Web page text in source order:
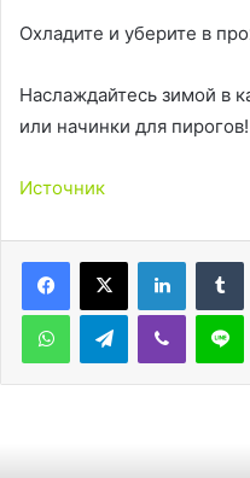
Охладите и уберите в
Наслаждайтесь зимой в
или начинки для пирогов!
Источник
LinkedIn
WhatsAppTelegramViber